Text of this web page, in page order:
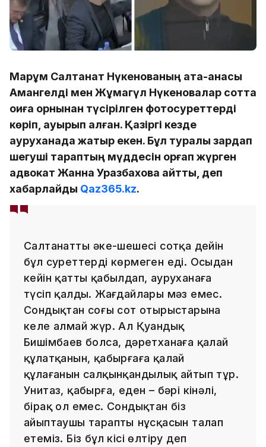
Марқұм Салтанат Нүкенованың ата-анасы
Амангелді мен Жұмагүл Нүкеновалар сотта
оқиға орнынан түсірілген фотосуреттерді
көріп, ауырып қалған. Қазіргі кезде
ауруханада жатыр екен. Бұл туралы зардап
шегуші тараптың мүддесін қорғап жүрген
адвокат Жанна Уразбахова айтты, деп
хабарлайды Qaz365.kz.
Салтанаттың әке-шешесі сотқа дейін
бұл суреттерді көрмеген еді. Осыдан
кейін қатты қабылдап, ауруханаға
түсіп қалды. Жағдайлары мәз емес.
Сондықтан соңғы сот отырыстарына
келе алмай жүр. Ал Қуандық
Бишімбаев болса, дәретханаға қалай
құлатқанын, қабырғаға қалай
құлағанын салқынқандылық айтып тұр.
Унитаз, қабырға, еден – бәрі кінәлі,
бірақ ол емес. Сондықтан біз
айыптаушы тараптың нұсқасын талап
етеміз. Біз бұл кісі өлтіру деп